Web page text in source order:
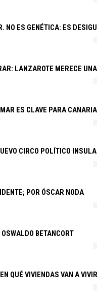
NO ES GENÉTICA: ES
LANZAROTE MERECE
ES CLAVE PARA
CIRCO POLÍTICO
POR ÓSCAR NODA
BETANCORT
QUÉ VIVIENDAS VAN A